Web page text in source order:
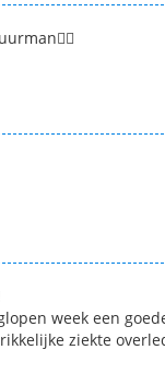
week een
ziekte